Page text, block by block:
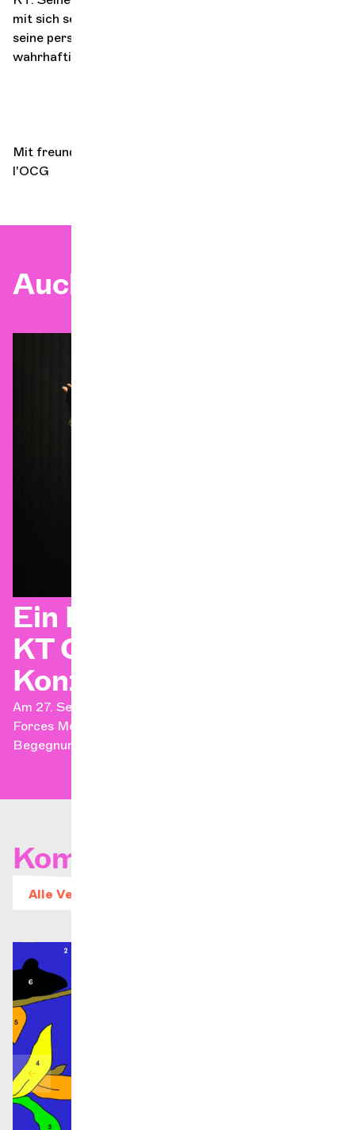
mit sich selbst und anderen im Einklang sein, sich für
seine persönliche und kollektive Erhebung einsetzen,
wahrhaftig und gerecht bleiben, in Frieden sein.
Mit freundlicher Genehmigung von Jane Carton ©
l'OCG
Auch zu sehen
Ein Rückblick auf das
KT Gorique x OCG-
Konzert
Am 27. September 2024 hallte das Bâtiment des
Forces Motrices von einer ganz neuen musikalischen
Begegnung wider.
Kommende Konzerte
Alle Veranstaltungen